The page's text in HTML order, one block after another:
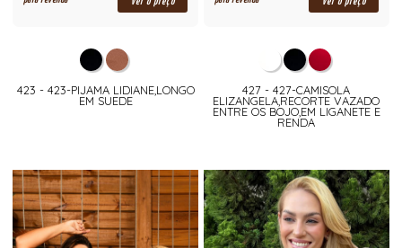
423 - 423-PIJAMA LIDIANE,LONGO
EM SUEDE
427 - 427-CAMISOLA
ELIZANGELA,RECORTE VAZADO
ENTRE OS BOJO,EM LIGANETE E
RENDA